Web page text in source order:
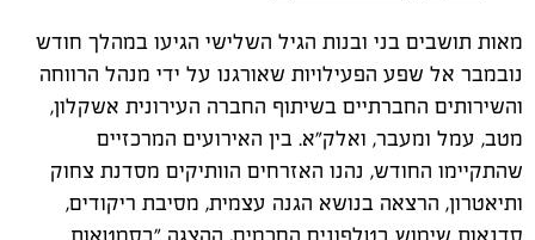
מאות תושבים בני ובנות הגיל השלישי הגיעו במהלך חודש
נובמבר אל שפע הפעילויות שאורגנו על ידי מנהל הרווחה
והשירותים החברתיים בשיתוף החברה העירונית אשקלון,
מטב, עמל ומעבר, ואלק"א. בין האירועים המרכזיים
שהתקיימו החודש, נהנו האזרחים הוותיקים מסדנת צחוק
ותיאטרון, הרצאה בנושא הגנה עצמית, מסיבת ריקודים,